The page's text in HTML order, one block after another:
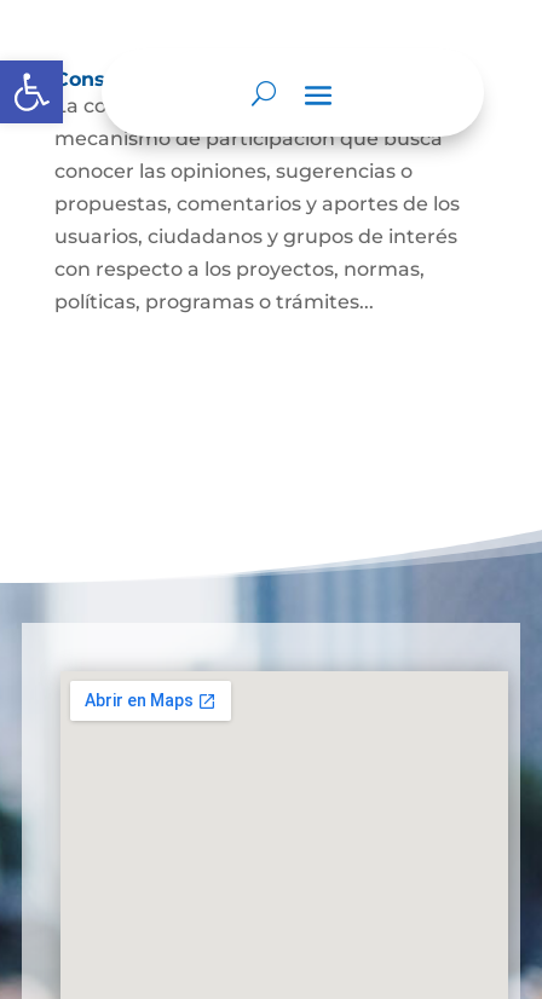
Abrir barra de herramientas
Consulta ciudadana
La consulta a la ciudadanía es un
mecanismo de participación que busca
conocer las opiniones, sugerencias o
propuestas, comentarios y aportes de los
usuarios, ciudadanos y grupos de interés
con respecto a los proyectos, normas,
políticas, programas o trámites...